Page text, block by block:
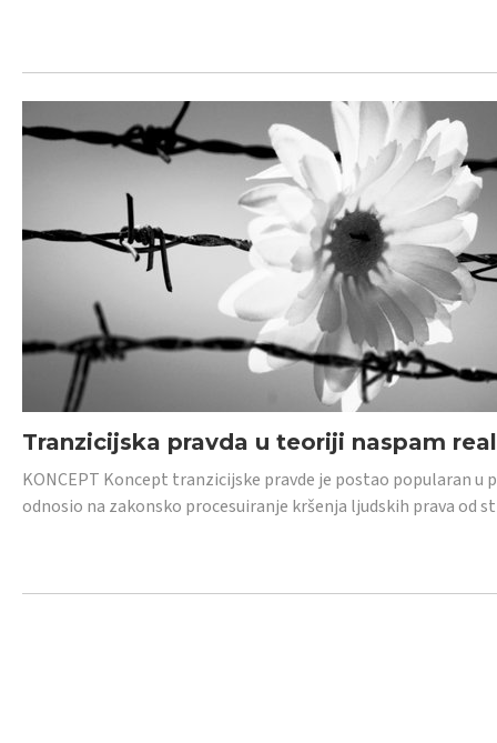
Tranzicijska pravda u teoriji naspam
KONCEPT Koncept tranzicijske pravde je postao popularan
odnosio na zakonsko procesuiranje kršenja ljudskih prava